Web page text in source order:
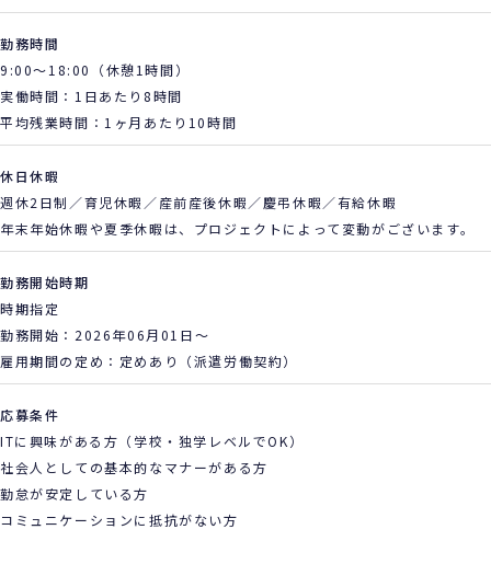
勤務時間
9:00～18:00（休憩1時間）
実働時間：1日あたり8時間
平均残業時間：1ヶ月あたり10時間
休日休暇
週休2日制／育児休暇／産前産後休暇／慶弔休暇／有給休暇
年末年始休暇や夏季休暇は、プロジェクトによって変動がございます。
勤務開始時期
時期指定
勤務開始：2026年06月01日～
雇用期間の定め：定めあり（派遣労働契約）
応募条件
ITに興味がある方（学校・独学レベルでOK）
社会人としての基本的なマナーがある方
勤怠が安定している方
コミュニケーションに抵抗がない方